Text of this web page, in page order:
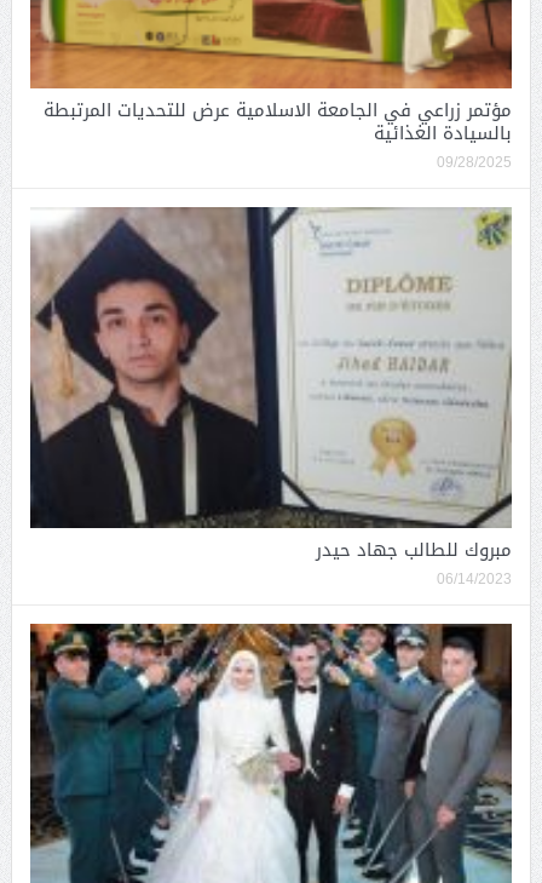
مؤتمر زراعي في الجامعة الاسلامية عرض للتحديات المرتبطة
بالسيادة الغذائية
09/28/2025
مبروك للطالب جهاد حيدر
06/14/2023